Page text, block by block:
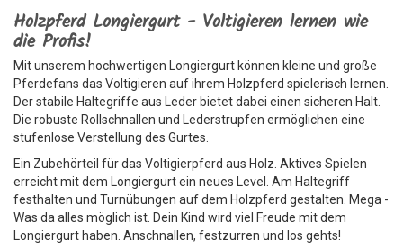
Holzpferd Longiergurt - Voltigieren lernen wie
die Profis!
Mit unserem hochwertigen Longiergurt können kleine und große
Pferdefans das Voltigieren auf ihrem Holzpferd spielerisch lernen.
Der stabile Haltegriffe aus Leder bietet dabei einen sicheren Halt.
Die robuste Rollschnallen und Lederstrupfen ermöglichen eine
stufenlose Verstellung des Gurtes.
Ein Zubehörteil für das Voltigierpferd aus Holz. Aktives Spielen
erreicht mit dem Longiergurt ein neues Level. Am Haltegriff
festhalten und Turnübungen auf dem Holzpferd gestalten. Mega -
Was da alles möglich ist. Dein Kind wird viel Freude mit dem
Longiergurt haben. Anschnallen, festzurren und los gehts!